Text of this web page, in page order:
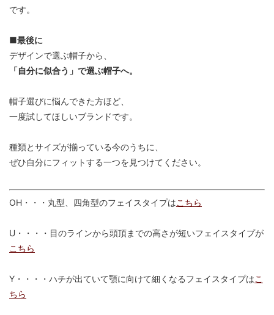
です。
■最後に
デザインで選ぶ帽子から、
「自分に似合う」で選ぶ帽子へ。
帽子選びに悩んできた方ほど、
一度試してほしいブランドです。
種類とサイズが揃っている今のうちに、
ぜひ自分にフィットする一つを見つけてください。
OH・・・丸型、四角型のフェイスタイプはこちら
U・・・・目のラインから頭頂までの高さが短いフェイスタイプが
こちら
Y・・・・ハチが出ていて顎に向けて細くなるフェイスタイプはこ
ちら